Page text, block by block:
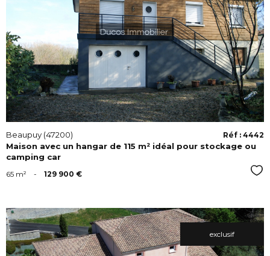
VOIR
Beaupuy (47200)
Maison avec un hangar de 115 m² idéal pour stockage ou
camping car
Réf : 4442
65 m² - 129 900 €
exclusif